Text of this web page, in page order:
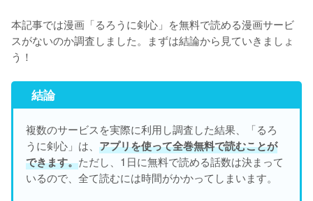
本記事では漫画「るろうに剣心」を無料で読める漫画サービ
スがないのか調査しました。まずは結論から見ていきましょ
結論
複数のサービスを実際に利用し調査した結果、「るろ
うに剣心」は、 アプリを使って全巻無料で読むことが
できます。ただし、1日に無料で読める話数は決まって
いるので、全て読むには時間がかかってしまいます。